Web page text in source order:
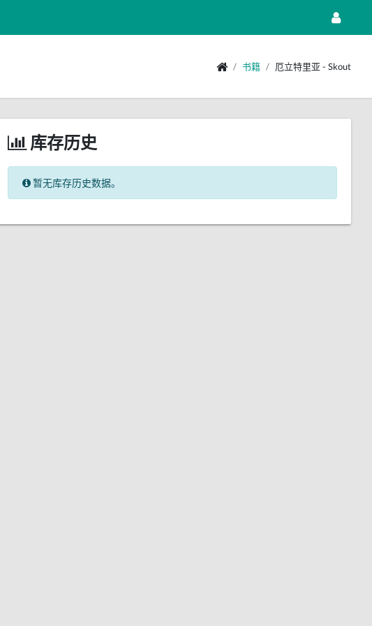
书籍 厄立特里亚 - Skout
库存历史
暂无库存历史数据。